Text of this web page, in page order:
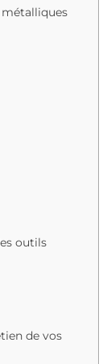
outils
de vos